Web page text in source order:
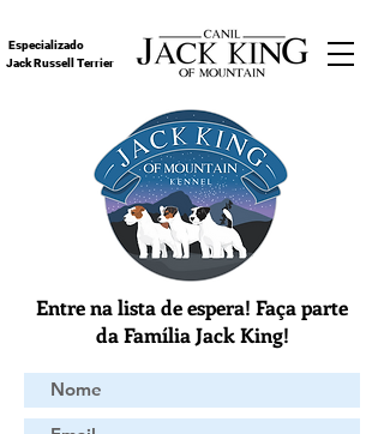
Especializado
Jack Russell Terrier
Entre na lista de espera! Faça parte
da Família Jack King!